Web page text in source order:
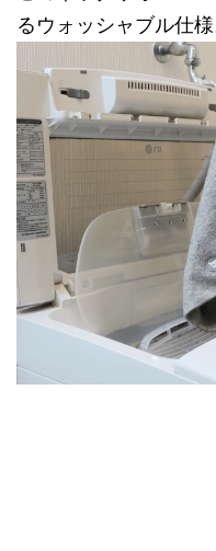
るウォッシャブル仕様